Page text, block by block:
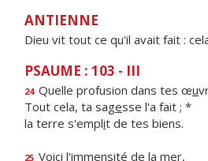
ANTIENNE
Dieu vit tout ce qu'il avait fait :
PSAUME : 103 - III
24 Quelle profusion dans tes œu
Tout cela, ta sagesse l'a fait ; *
la terre s'emplit de tes biens.
25 Voici l'immensité de la mer,